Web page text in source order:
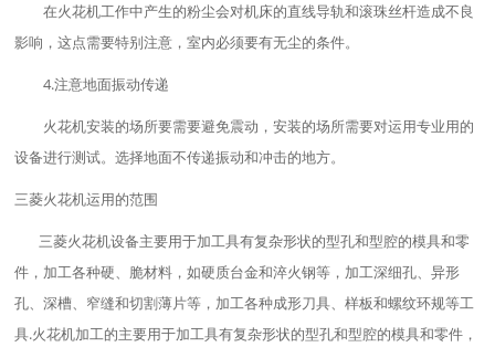
在火花机工作中产生的粉尘会对机床的直线导轨和滚珠丝杆造成不良
影响，这点需要特别注意，室内必须要有无尘的条件。
4.注意地面振动传递
火花机安装的场所要需要避免震动，安装的场所需要对运用专业用的
设备进行测试。选择地面不传递振动和冲击的地方。
三菱火花机运用的范围
三菱火花机设备主要用于加工具有复杂形状的型孔和型腔的模具和零
件，加工各种硬、脆材料，如硬质台金和淬火钢等，加工深细孔、异形
孔、深槽、窄缝和切割薄片等，加工各种成形刀具、样板和螺纹环规等工
具.火花机加工的主要用于加工具有复杂形状的型孔和型腔的模具和零件，